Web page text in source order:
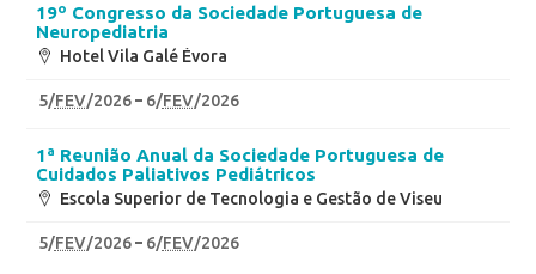
19º Congresso da Sociedade Portuguesa de
Neuropediatria
Hotel Vila Galé Évora
5/FEV/2026 6/FEV/2026
1ª Reunião Anual da Sociedade Portuguesa de
Cuidados Paliativos Pediátricos
Escola Superior de Tecnologia e Gestão de Viseu
5/FEV/2026 6/FEV/2026